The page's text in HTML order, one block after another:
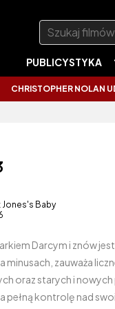
Szukaj:
PUBLICYSTYKA
NOLAN UDERZYŁ
Baby
Darcym i znów
minusach, zauważa
oraz starych i nowych
pełną kontrolę nad